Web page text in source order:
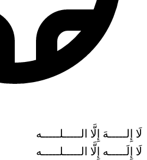
لَا إِلـــــهَ إِلَّا الـــــلـــــه
لَا إِلَـــــه إِلَّا الـــــلـــــه